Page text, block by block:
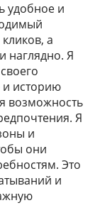
удобное и
а
наглядно. Я
и историю
возможность
Я
и
они
Это
и